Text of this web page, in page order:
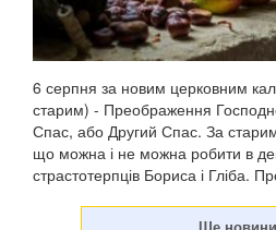
6 серпня за новим церковним
старим) - Преображення
Спас, або Другий Спас. За
що можна і не можна робити в
страстотерпців Бориса і Гліба.